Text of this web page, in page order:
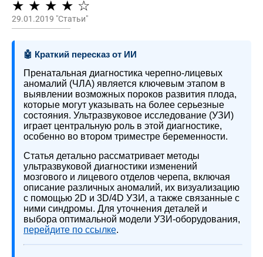
★ ★ ★ ★ ☆
29.01.2019 "Статьи"
🤖 Краткий пересказ от ИИ
Пренатальная диагностика черепно-лицевых
аномалий (ЧЛА) является ключевым этапом в
выявлении возможных пороков развития плода,
которые могут указывать на более серьезные
состояния. Ультразвуковое исследование (УЗИ)
играет центральную роль в этой диагностике,
особенно во втором триместре беременности.
Статья детально рассматривает методы
ультразвуковой диагностики изменений
мозгового и лицевого отделов черепа, включая
описание различных аномалий, их визуализацию
с помощью 2D и 3D/4D УЗИ, а также связанные с
ними синдромы. Для уточнения деталей и
выбора оптимальной модели УЗИ-оборудования,
перейдите по ссылке.